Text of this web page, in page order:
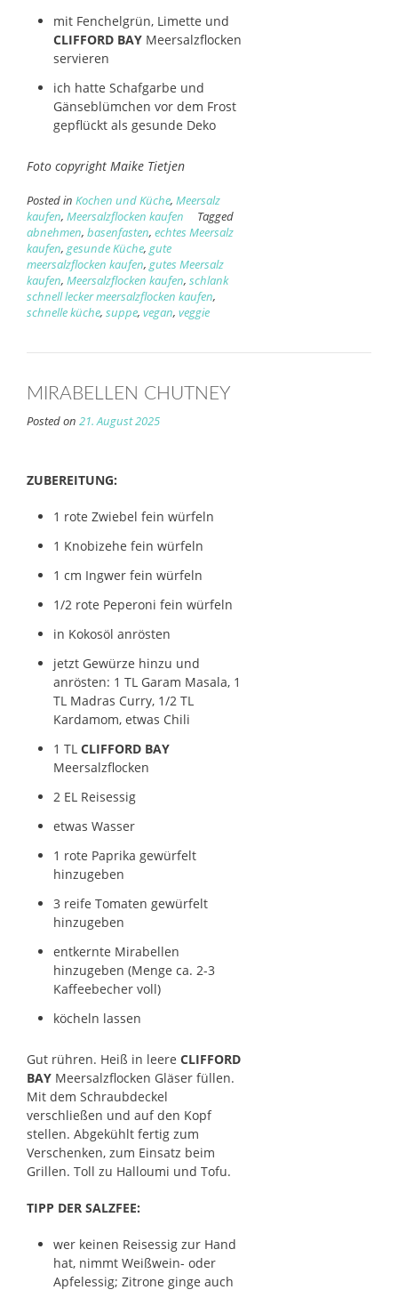
mit Fenchelgrün, Limette und
CLIFFORD BAY Meersalzflocken
servieren
ich hatte Schafgarbe und
Gänseblümchen vor dem Frost
gepflückt als gesunde Deko
Foto copyright Maike Tietjen
Posted in Kochen und Küche, Meersalz
kaufen, Meersalzflocken kaufen
Tagged
abnehmen, basenfasten, echtes Meersalz
kaufen, gesunde Küche, gute
meersalzflocken kaufen, gutes Meersalz
kaufen, Meersalzflocken kaufen, schlank
schnell lecker meersalzflocken kaufen,
schnelle küche, suppe, vegan, veggie
MIRABELLEN CHUTNEY
Posted on 21. August 2025
ZUBEREITUNG:
1 rote Zwiebel fein würfeln
1 Knobizehe fein würfeln
1 cm Ingwer fein würfeln
1/2 rote Peperoni fein würfeln
in Kokosöl anrösten
jetzt Gewürze hinzu und
anrösten: 1 TL Garam Masala, 1
TL Madras Curry, 1/2 TL
Kardamom, etwas Chili
1 TL CLIFFORD BAY
Meersalzflocken
2 EL Reisessig
etwas Wasser
1 rote Paprika gewürfelt
hinzugeben
3 reife Tomaten gewürfelt
hinzugeben
entkernte Mirabellen
hinzugeben (Menge ca. 2-3
Kaffeebecher voll)
köcheln lassen
Gut rühren. Heiß in leere CLIFFORD
BAY Meersalzflocken Gläser füllen.
Mit dem Schraubdeckel
verschließen und auf den Kopf
stellen. Abgekühlt fertig zum
Verschenken, zum Einsatz beim
Grillen. Toll zu Halloumi und Tofu.
TIPP DER SALZFEE:
wer keinen Reisessig zur Hand
hat, nimmt Weißwein- oder
Apfelessig; Zitrone ginge auch